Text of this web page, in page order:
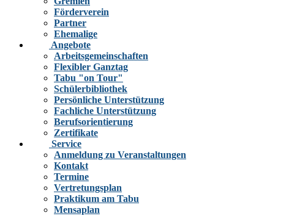
Förderverein
Partner
Ehemalige
Angebote
Arbeitsgemeinschaften
Flexibler Ganztag
Tabu "on Tour"
Schülerbibliothek
Persönliche Unterstützung
Fachliche Unterstützung
Berufsorientierung
Zertifikate
Service
Anmeldung zu Veranstaltungen
Kontakt
Termine
Vertretungsplan
Praktikum am Tabu
Mensaplan